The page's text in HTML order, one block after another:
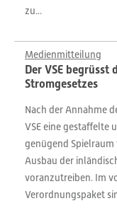
zu...
Medienmitteilung
Der VSE begrüsst
Stromgesetzes
Nach der Annahme
VSE eine gestaffelte
genügend
Ausbau der
voranzutreiben. Im
Verordnungspaket